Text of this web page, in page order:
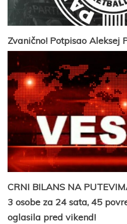
Zvanično! Potpisao Aleksej
CRNI BILANS NA
3 osobe za 24 sata, 45
oglasila pred vikend!